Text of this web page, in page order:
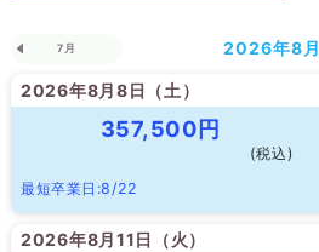
7月 2026年8月
2026年8月8日（土 ）
357,500円
(税込)
最短卒業日:8/22
2026年8月11日（火）